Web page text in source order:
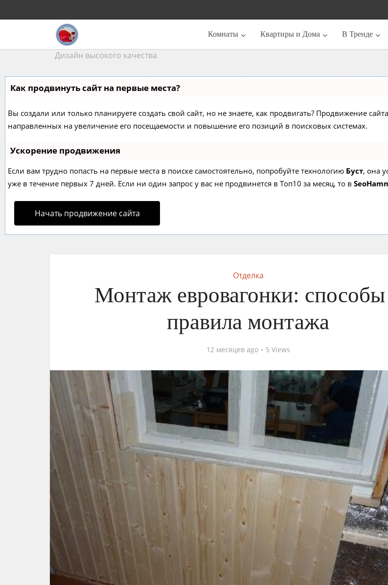
Дизайн высокого качества
Комнаты Квартиры и Дома В Тренде
Как продвинуть сайт на первые места?
Вы создали или только планируете создать свой сайт, но не знаете, как продвигать? Продвижение
направленных на увеличение его посещаемости и повышение его позиций в поисковых системах.
Ускорение продвижения
Если вам трудно попасть на первые места в поиске самостоятельно, попробуйте технологию Буст, она
уже в течение первых 7 дней. Если ни один запрос у вас не продвинется в Топ10 за месяц, то в
Начать продвижение сайта
Отделка
Монтаж евровагонки:
правила монтажа
12 месяцев ago 5 Views